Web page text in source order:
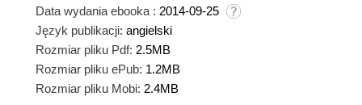
Data wydania ebooka : 2014-09-25
Język publikacji: angielski
Rozmiar pliku Pdf: 2.5MB
Rozmiar pliku ePub: 1.2MB
Rozmiar pliku Mobi: 2.4MB